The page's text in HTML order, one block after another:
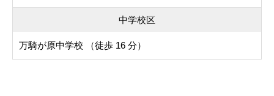
中学校区
万騎が原中学校 （徒歩 16 分）